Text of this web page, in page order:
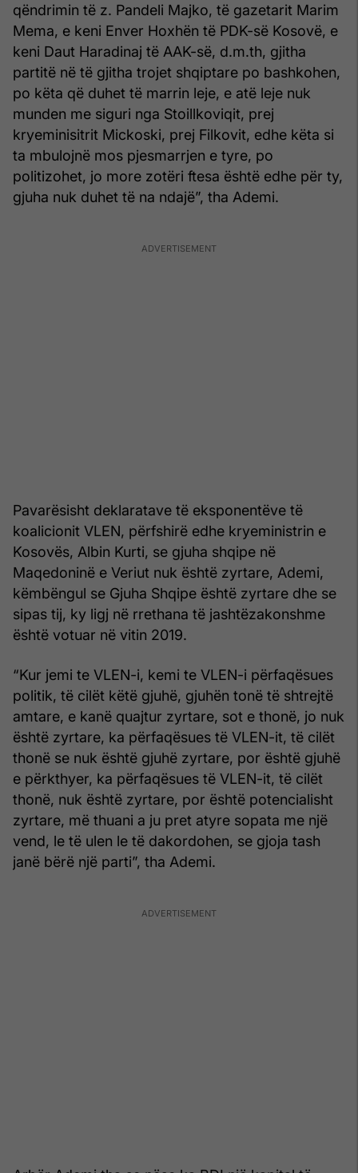
qëndrimin të z. Pandeli Majko, të gazetarit Marim
Mema, e keni Enver Hoxhën të PDK-së Kosovë, e
keni Daut Haradinaj të AAK-së, d.m.th, gjitha
partitë në të gjitha trojet shqiptare po bashkohen,
po këta që duhet të marrin leje, e atë leje nuk
munden me siguri nga Stoillkoviqit, prej
kryeminisitrit Mickoski, prej Filkovit, edhe këta si
ta mbulojnë mos pjesmarrjen e tyre, po
politizohet, jo more zotëri ftesa është edhe për ty,
gjuha nuk duhet të na ndajë”, tha Ademi.
Pavarësisht deklaratave të eksponentëve të
koalicionit VLEN, përfshirë edhe kryeministrin e
Kosovës, Albin Kurti, se gjuha shqipe në
Maqedoninë e Veriut nuk është zyrtare, Ademi,
këmbëngul se Gjuha Shqipe është zyrtare dhe se
sipas tij, ky ligj në rrethana të jashtëzakonshme
është votuar në vitin 2019.
“Kur jemi te VLEN-i, kemi te VLEN-i përfaqësues
politik, të cilët këtë gjuhë, gjuhën tonë të shtrejtë
amtare, e kanë quajtur zyrtare, sot e thonë, jo nuk
është zyrtare, ka përfaqësues të VLEN-it, të cilët
thonë se nuk është gjuhë zyrtare, por është gjuhë
e përkthyer, ka përfaqësues të VLEN-it, të cilët
thonë, nuk është zyrtare, por është potencialisht
zyrtare, më thuani a ju pret atyre sopata me një
vend, le të ulen le të dakordohen, se gjoja tash
janë bërë një parti”, tha Ademi.